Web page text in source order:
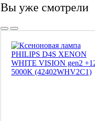
Вы уже смотрели